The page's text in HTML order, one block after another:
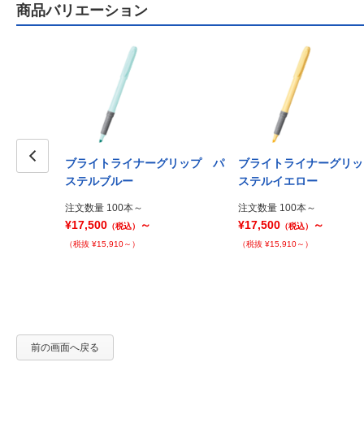
商品バリエーション
ブライトライナーグリップ パ
ステルブルー
注文数量 100本～
¥17,500 （税込） ～
（税抜 ¥15,910～）
ブライトライナーグリ
ステルイエロー
注文数量 100本～
¥17,500 （税込） ～
（税抜 ¥15,910～）
前の画面へ戻る